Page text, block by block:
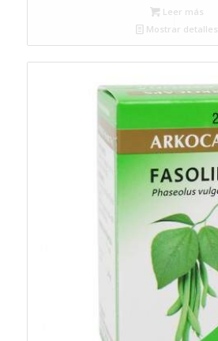
Leer más
Mostrar detalles